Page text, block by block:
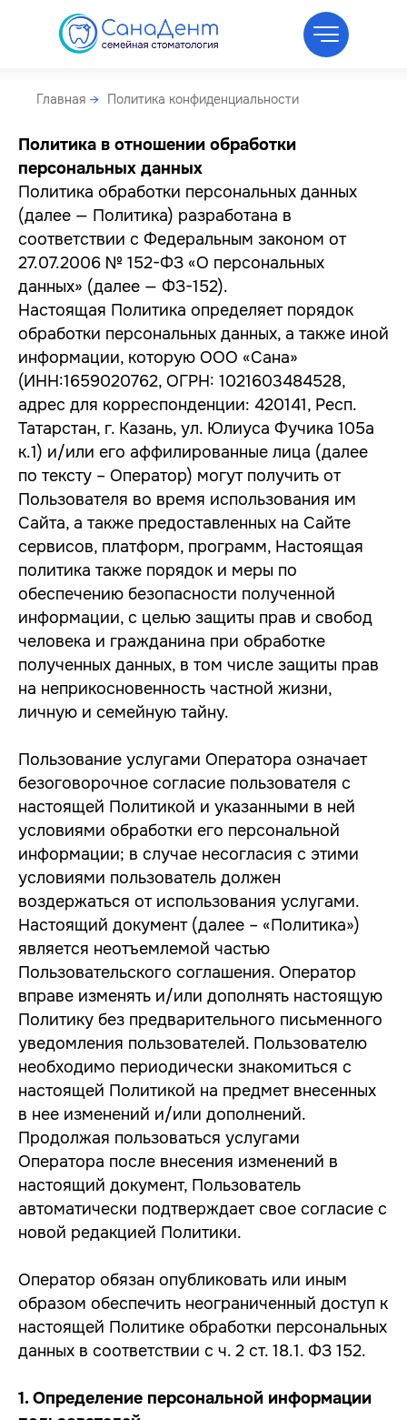
Главная → Политика конфиденциальности
Политика в отношении обработки
персональных данных
Политика обработки персональных данных
(далее — Политика) разработана в
соответствии с Федеральным законом от
27.07.2006 № 152-ФЗ «О персональных
данных» (далее — ФЗ-152).
Настоящая Политика определяет порядок
обработки персональных данных, а также иной
информации, которую ООО «Сана»
(ИНН:1659020762, ОГРН: 1021603484528,
адрес для корреспонденции: 420141, Респ.
Татарстан, г. Казань, ул. Юлиуса Фучика 105а
к.1) и/или его аффилированные лица (далее
по тексту – Оператор) могут получить от
Пользователя во время использования им
Сайта, а также предоставленных на Сайте
сервисов, платформ, программ, Настоящая
политика также порядок и меры по
обеспечению безопасности полученной
информации, с целью защиты прав и свобод
человека и гражданина при обработке
полученных данных, в том числе защиты прав
на неприкосновенность частной жизни,
личную и семейную тайну.
Пользование услугами Оператора означает
безоговорочное согласие пользователя с
настоящей Политикой и указанными в ней
условиями обработки его персональной
информации; в случае несогласия с этими
условиями пользователь должен
воздержаться от использования услугами.
Настоящий документ (далее – «Политика»)
является неотъемлемой частью
Пользовательского соглашения. Оператор
вправе изменять и/или дополнять настоящую
Политику без предварительного письменного
уведомления пользователей. Пользователю
необходимо периодически знакомиться с
настоящей Политикой на предмет внесенных
в нее изменений и/или дополнений.
Продолжая пользоваться услугами
Оператора после внесения изменений в
настоящий документ, Пользователь
автоматически подтверждает свое согласие с
новой редакцией Политики.
Оператор обязан опубликовать или иным
образом обеспечить неограниченный доступ к
настоящей Политике обработки персональных
данных в соответствии с ч. 2 ст. 18.1. ФЗ 152.
1. Определение персональной информации